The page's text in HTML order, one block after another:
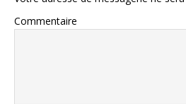
Commentaire